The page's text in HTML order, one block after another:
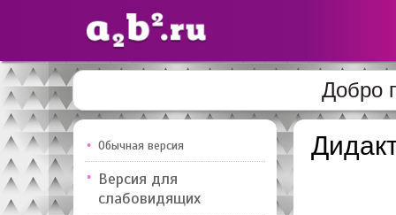
Сайты
педагогов
Добавлено — 10947
Добро
Обычная версия
Версия для
слабовидящих